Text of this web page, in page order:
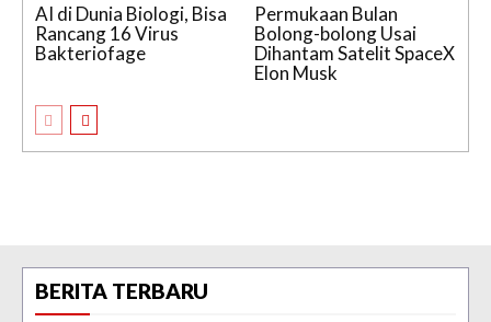
AI di Dunia Biologi, Bisa
Rancang 16 Virus
Bakteriofage
Permukaan Bulan
Bolong-bolong Usai
Dihantam Satelit SpaceX
Elon Musk
BERITA TERBARU